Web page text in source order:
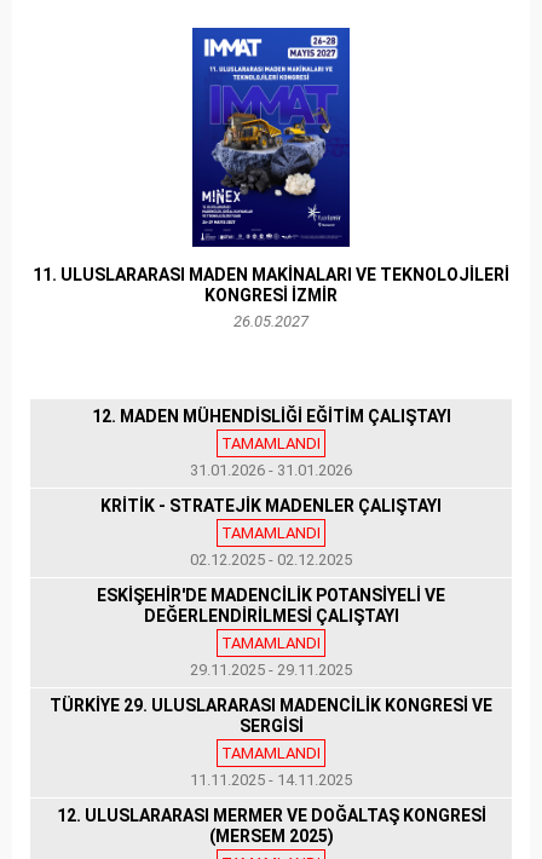
11. ULUSLARARASI MADEN MAKİNALARI VE TEKNOLOJİLERİ
KONGRESİ İZMİR
26.05.2027
12. MADEN MÜHENDİSLİĞİ EĞİTİM ÇALIŞTAYI
TAMAMLANDI
31.01.2026 - 31.01.2026
KRİTİK - STRATEJİK MADENLER ÇALIŞTAYI
TAMAMLANDI
02.12.2025 - 02.12.2025
ESKİŞEHİR'DE MADENCİLİK POTANSİYELİ VE
DEĞERLENDİRİLMESİ ÇALIŞTAYI
TAMAMLANDI
29.11.2025 - 29.11.2025
TÜRKİYE 29. ULUSLARARASI MADENCİLİK KONGRESİ VE
SERGİSİ
TAMAMLANDI
11.11.2025 - 14.11.2025
12. ULUSLARARASI MERMER VE DOĞALTAŞ KONGRESİ
(MERSEM 2025)